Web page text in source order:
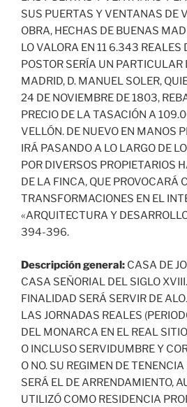
SUS PUERTAS Y VENTANAS DE
OBRA, HECHAS DE BUENAS
LO VALORA EN 11 6.343 REALES
POSTOR SERÍA UN PARTICULAR
MADRID, D. MANUEL SOLER,
24 DE NOVIEMBRE DE 1803,
PRECIO DE LA TASACIÓN A
VELLÓN. DE NUEVO EN MANOS
IRÁ PASANDO A LO LARGO DE
POR DIVERSOS PROPIETARIOS
DE LA FINCA, QUE PROVOCARÁ
TRANSFORMACIONES EN EL
«ARQUITECTURA Y
394-396.
Descripción general: CASA DE
CASA SEÑORIAL DEL SIGLO
FINALIDAD SERÁ SERVIR DE
LAS JORNADAS REALES
DEL MONARCA EN EL REAL
O INCLUSO SERVIDUMBRE Y
O NO. SU REGIMEN DE
SERÁ EL DE ARRENDAMIENTO,
UTILIZÓ COMO RESIDENCIA